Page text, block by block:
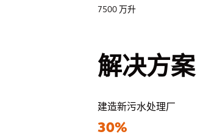
7500 万升
解决方案
建造新污水处理厂
30%